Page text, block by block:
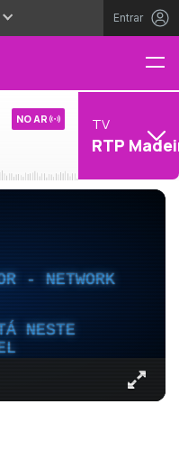
Entrar
NO AR TV
RTP
- NETWORK
NESTE